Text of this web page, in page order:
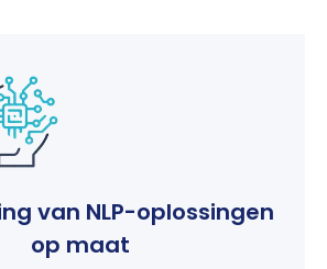
van NLP-oplossingen
op maat